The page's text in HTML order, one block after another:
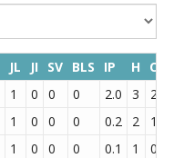
JL JI SV BLS IP H CP
1 0 0 0 2.0 3 2
1 0 0 0 0.2 2 1
1 0 0 0 0.1 1 0